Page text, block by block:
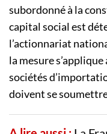
subordonné à la
capital social est
l’actionnariat
la mesure
sociétés
doivent se